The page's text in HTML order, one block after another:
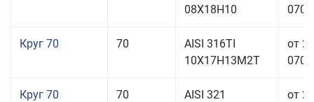
08Х18Н10
Круг 70 70
AISI 316TI
10Х17Н13М2Т
от
Круг 70 70
AISI 321
от